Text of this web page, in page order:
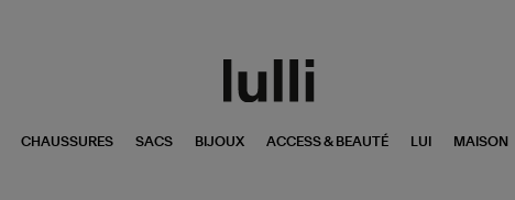
CHAUSSURES SACS BIJOUX ACCESS & BEAUTÉ LUI MAISON